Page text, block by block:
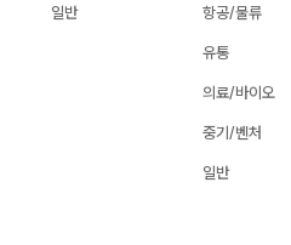
일반 항공/물류
유통
의료/바이오
중기/벤처
일반